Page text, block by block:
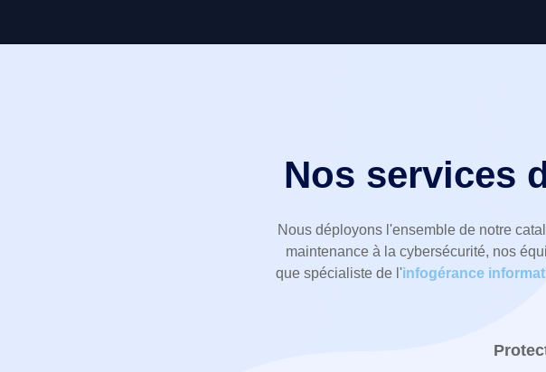
Nos services
Nous déployons l'ensemble de notre
maintenance à la cybersécurité, nos
que spécialiste de l'infogérance